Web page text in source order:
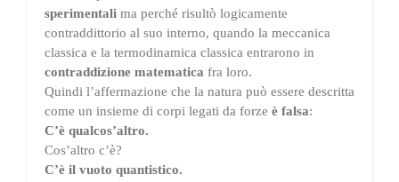
sperimentali ma perché risultò logicamente
contraddittorio al suo interno, quando la meccanica
classica e la termodinamica classica entrarono in
contraddizione matematica fra loro.
Quindi l’affermazione che la natura può essere descritta
come un insieme di corpi legati da forze è falsa:
C’è qualcos’altro.
Cos’altro c’è?
C’è il vuoto quantistico.